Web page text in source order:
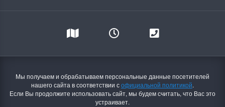
Мы получаем и обрабатываем персональные данные посетителей
нашего сайта в соответствии софициальной политикой.
Если Вы продолжите использовать сайт, мы будем считать, что Вас это
устраивает.